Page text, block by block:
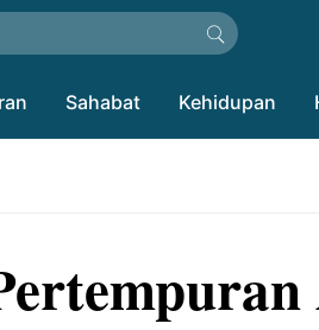
Sahabat Kehidupan